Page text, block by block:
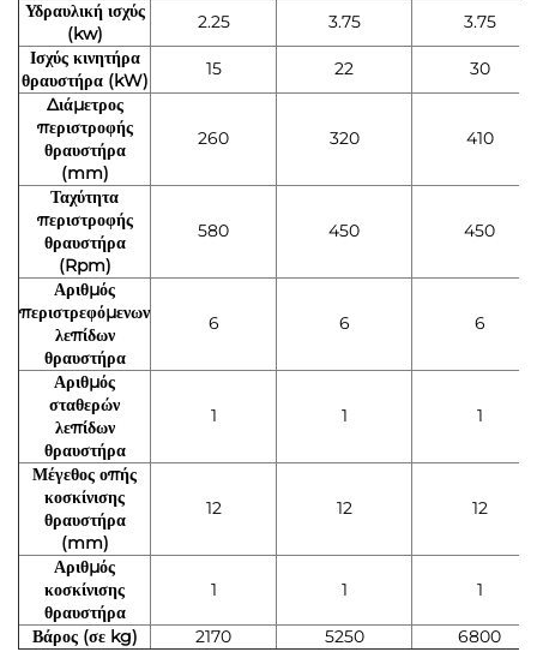
Υδραυλική ισχύς
(kw)
2.25 3.75
3.75
Ισχύς κινητήρα
θραυστήρα (kW)
15 22
30
Διάμετρος
περιστροφής
θραυστήρα
(mm)
260 320 410
Ταχύτητα
περιστροφής
θραυστήρα
(Rpm)
580 450 450
Αριθμός
περιστρεφόμενων
λεπίδων
θραυστήρα
6 6 6
Αριθμός
σταθερών
λεπίδων
θραυστήρα
1 1 1
Μέγεθος οπής
κοσκίνισης
θραυστήρα
(mm)
12 12 12
Αριθμός
κοσκίνισης
θραυστήρα
1 1 1
Βάρος (σε kg) 2170 5250 6800